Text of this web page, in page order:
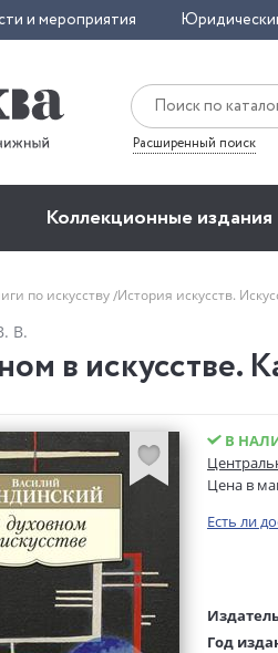
и мероприятия
Расширенный поиск
Коллекционные издания
по искусству История искусств.
В.
в искусстве.
В
Цена в
Есть ли
Год